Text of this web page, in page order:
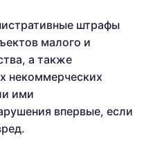
штрафы
малого и
а также
некоммерческих
ими
впервые, если